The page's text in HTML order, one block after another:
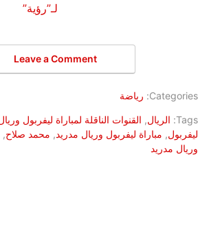
لـ”رؤية”
Leave a Comment
Categories: رياضة
Tags: الريال, القنوات الناقلة لمباراة ليفربول
ليفربول, مباراة ليفربول وريال مدريد, محمد صلاح,
وريال مدريد